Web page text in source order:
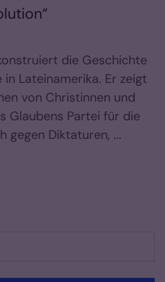
die Geschichte
Lateinamerika. Er zeigt
von Christinnen und
Glaubens Partei für die
gegen Diktaturen, ...